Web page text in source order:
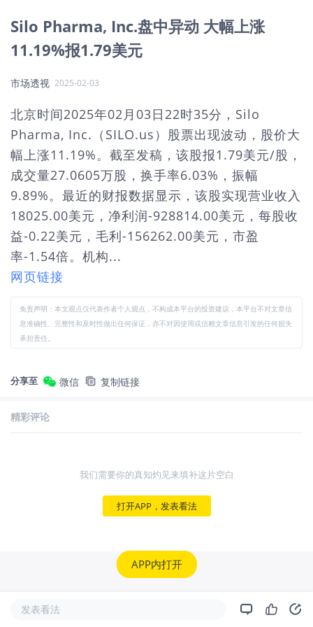
Silo Pharma, Inc.盘中异动 大幅上涨
11.19%报1.79美元
市场透视 2025-02-03
北京时间2025年02月03日22时35分，Silo
Pharma, Inc.（SILO.us）股票出现波动，股价大
幅上涨11.19%。截至发稿，该股报1.79美元/股，
成交量27.0605万股，换手率6.03%，振幅
9.89%。最近的财报数据显示，该股实现营业收入
18025.00美元，净利润-928814.00美元，每股收
益-0.22美元，毛利-156262.00美元，市盈
率-1.54倍。机构...
网页链接
免责声明：本文观点仅代表作者个人观点，不构成本平台的投资建议，本平台不对文章信
息准确性、完整性和及时性做出任何保证，亦不对因使用或信赖文章信息引发的任何损失
承担责任。
分享至 微信 复制链接
精彩评论
我们需要你的真知灼见来填补这片空白
打开APP，发表看法
APP内打开
发表看法